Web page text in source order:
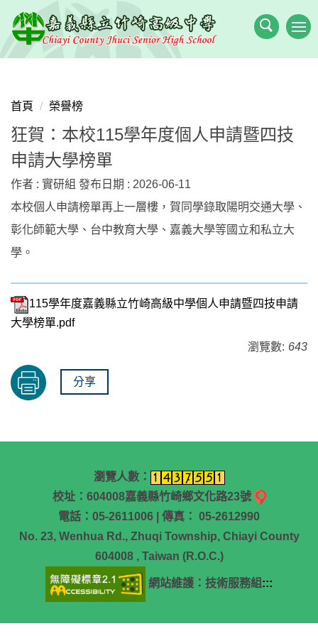
到
主
要
區
首頁 榮譽榜
狂賀：本校115學年度個人申請暨四技
申請大學榜單
作者 : 實研組 發布日期 : 2026-06-11
本校個人申請榜單再上一層樓，賀同學錄取陽明交通大學、
彰化師範大學、台中教育大學、嘉義大學等國立和私立大
學。
115學年度嘉義縣立竹崎高級中學個人申請暨四技申請
大學榜單.pdf
瀏覽數: 643
分享
瀏覽人數：
校址：604008嘉義縣竹崎鄉文化路23號
電話：05-2611006 | 傳真： 05-2612990
No. 23, Wenhua Rd., Zhuqi Township, Chiayi County
604008 , Taiwan (R.O.C.)
網站維護：技術服務組 :::